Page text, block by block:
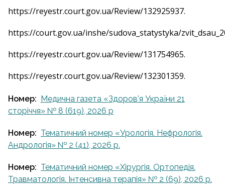
https://reyestr.court.gov.ua/Review/132925937.
https://court.gov.ua/inshe/sudova_statystyka/
https://reyestr.court.gov.ua/Review/131754965.
https://reyestr.court.gov.ua/Review/132301359.
Номер: Медична газета «Здоров’я України 21
сторіччя» № 8 (619), 2026 р
Номер: Тематичний номер «Урологія. Нефрологія.
Андрологія» № 2 (41), 2026 р.
Номер: Тематичний номер «Хірургія. Ортопедія.
Травматологія. Інтенсивна терапія» № 2 (69), 2026 р.